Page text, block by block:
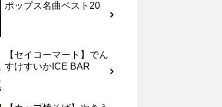
ポップス名曲ベスト20
【セイコーマート】でん
すけすいかICE BAR